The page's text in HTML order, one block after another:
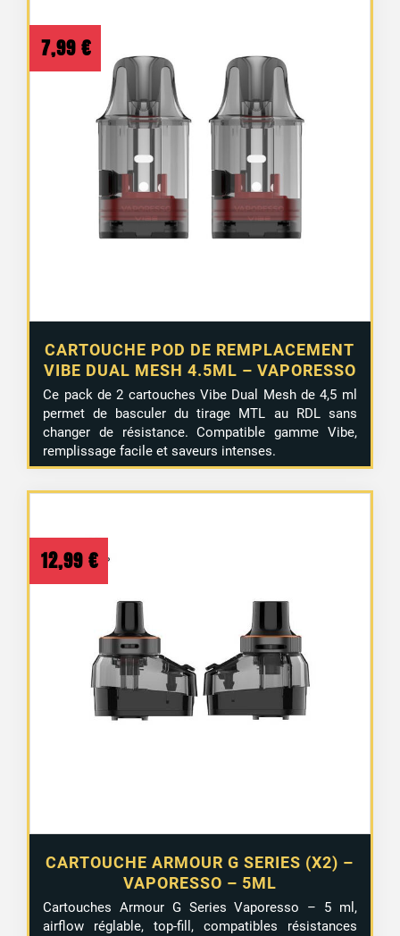
CARTOUCHE POD DE REMPLACEMENT
VIBE DUAL MESH 4.5ML – VAPORESSO
7,99 €
Ce pack de 2 cartouches Vibe Dual Mesh de 4,5 ml
permet de basculer du tirage MTL au RDL sans
changer de résistance. Compatible gamme Vibe,
remplissage facile et saveurs intenses.
CARTOUCHE ARMOUR G SERIES (X2) –
VAPORESSO – 5ML
12,99 €
Cartouches Armour G Series Vaporesso – 5 ml,
airflow réglable, top-fill, compatibles résistances